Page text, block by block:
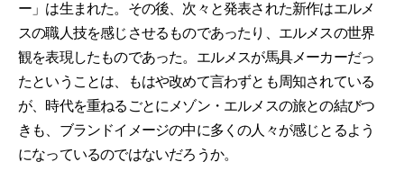
ー」は生まれた。その後、次々と発表された新作はエルメ
スの職人技を感じさせるものであったり、エルメスの世界
観を表現したものであった。エルメスが馬具メーカーだっ
たということは、もはや改めて言わずとも周知されている
が、時代を重ねるごとにメゾン・エルメスの旅との結びつ
きも、ブランドイメージの中に多くの人々が感じとるよう
になっているのではないだろうか。